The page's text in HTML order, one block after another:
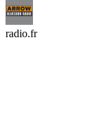
radio.fr